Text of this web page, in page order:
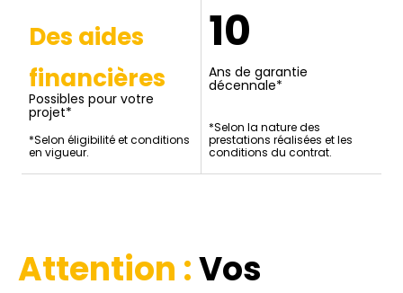
Des aides
financières
Possibles pour votre
projet*
*Selon éligibilité et conditions
en vigueur.
10
Ans de garantie
décennale*
*Selon la nature des
prestations réalisées et les
conditions du contrat.
Attention :Vos